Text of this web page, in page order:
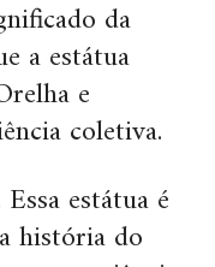
da
a estátua
e
coletiva.
estátua é
história do